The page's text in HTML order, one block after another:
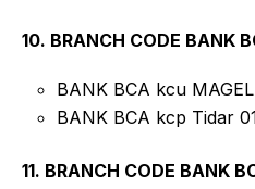
10. BRANCH CODE BANK
BANK BCA kcu
BANK BCA kcp Tidar
11. BRANCH CODE BANK